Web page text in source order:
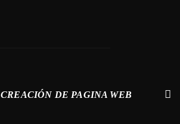
CREACIÓN DE PAGINA WEB